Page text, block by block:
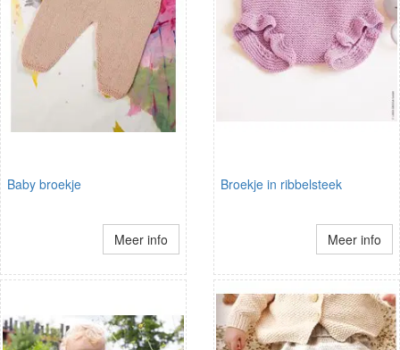
Baby broekje
Meer info
Broekje in ribbelsteek
Meer info